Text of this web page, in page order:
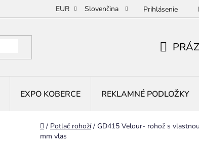
EUR Slovenčina Prihlásenie
EXPO KOBERCE REKLAMNÉ PODLOŽKY
Domov
/ Potlač rohoží / GD415 Velour- rohož s
mm vlas